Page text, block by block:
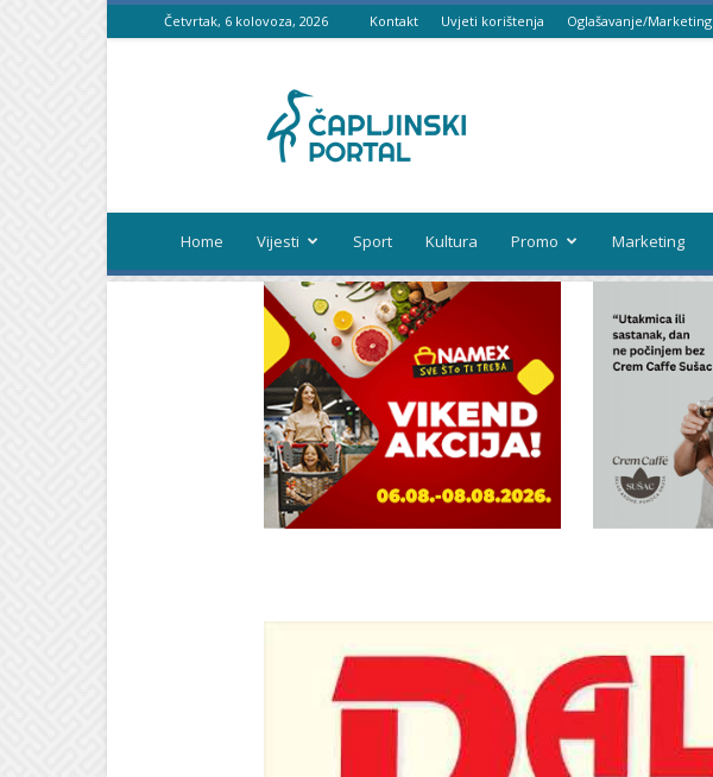
Četvrtak, 6 kolovoza, 2026 Kontakt Uvjeti korištenja Oglašavanje/Marketing
portal
Home Vijesti Sport Kultura Promo Marketing